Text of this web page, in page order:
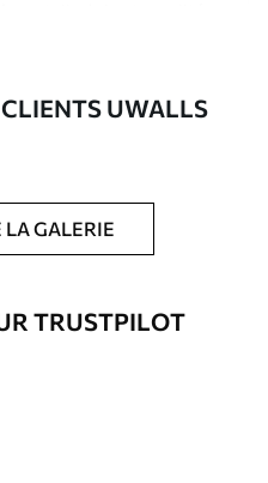
d'ajouter un vernis
pour renforcer la durabilité
UWALLS
GALERIE
TRUSTPILOT